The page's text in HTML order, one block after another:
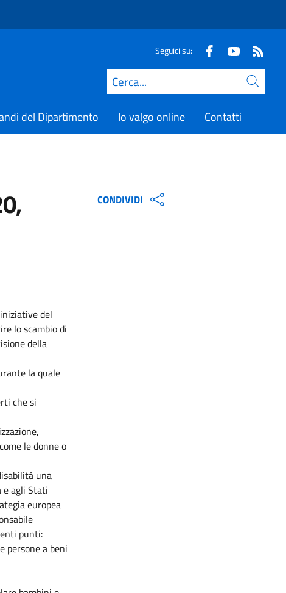
Seguici su:
Cerca
del Dipartimento Io valgo online Contatti
del
lo scambio di
della
la quale
che si
le donne o
una
e agli Stati
europea
punti:
persone a beni
CONDIVIDI